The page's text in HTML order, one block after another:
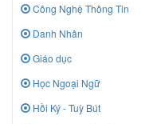
Công Nghệ Thông Tin
Danh Nhân
Giáo dục
Học Ngoại Ngữ
Hồi Ký - Tuỳ Bút